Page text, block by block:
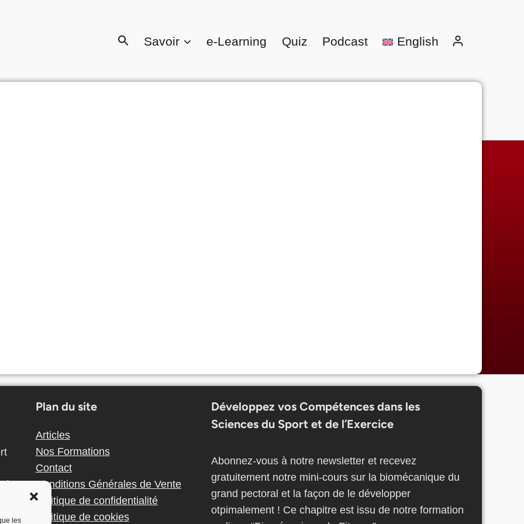
les
Savoir e-Learning Quiz Podcast English
Plan du site
Articles
Nos Formations
Contact
Conditions Générales de Vente
Politique de confidentialité
Politique de cookies
Développez vos Compétences dans les
Sciences du Sport et de l’Exercice
Abonnez-vous à notre newsletter et recevez
gratuitement notre mini-cours sur la biomécanique du
grand pectoral et la façon de le développer
otpimalement ! Ce chapitre est issu de notre formation